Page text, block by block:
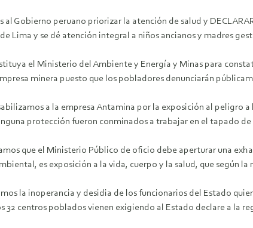
al Gobierno peruano priorizar la atención de salud y
Lima y se dé atención integral a niños ancianos y madres
el Ministerio del Ambiente y Energía y Minas para
minera puesto que los pobladores denunciarán
a la empresa Antamina por la exposición al
protección fueron conminados a trabajar en el tapado
que el Ministerio Público de oficio debe aperturar una
es exposición a la vida, cuerpo y la salud, que
la inoperancia y desidia de los funcionarios del Estado
32 centros poblados vienen exigiendo al Estado declare a la